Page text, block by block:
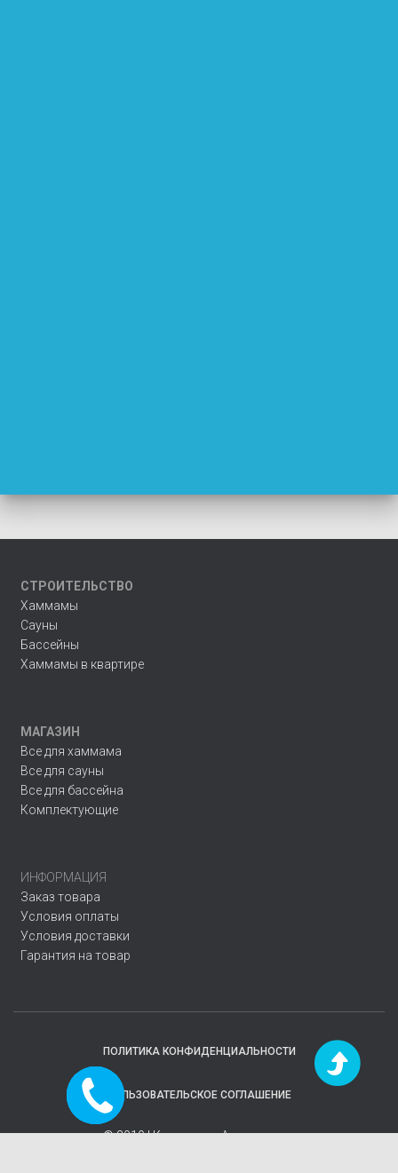
СТРОИТЕЛЬСТВО
Хаммамы
Сауны
Бассейны
Хаммамы в квартире
МАГАЗИН
Все для хаммама
Все для сауны
Все для бассейна
Комплектующие
ИНФОРМАЦИЯ
Заказ товара
Условия оплаты
Условия доставки
Гарантия на товар
ПОЛИТИКА КОНФИДЕНЦИАЛЬНОСТИ
ПОЛЬЗОВАТЕЛЬСКОЕ СОГЛАШЕНИЕ
© 2019 | Компания«Аквавектор»
Заказать
звонок